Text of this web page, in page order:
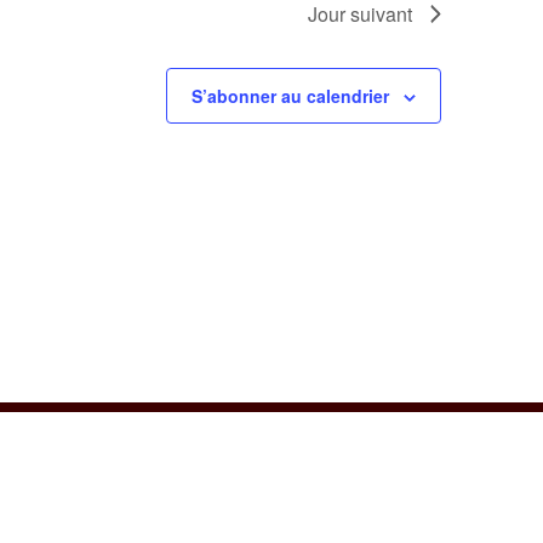
Jour suivant
S’abonner au calendrier